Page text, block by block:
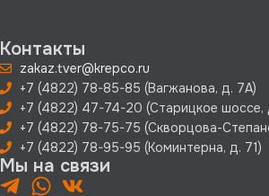
Контакты
zakaz.tver@krepco.ru
+7 (4822) 78-85-85 (Вагжанова, д. 7А)
+7 (4822) 47-74-20 (Старицкое шоссе,
+7 (4822) 78-75-75 (Скворцова-
+7 (4822) 78-95-95 (Коминтерна, д. 71)
Мы на связи